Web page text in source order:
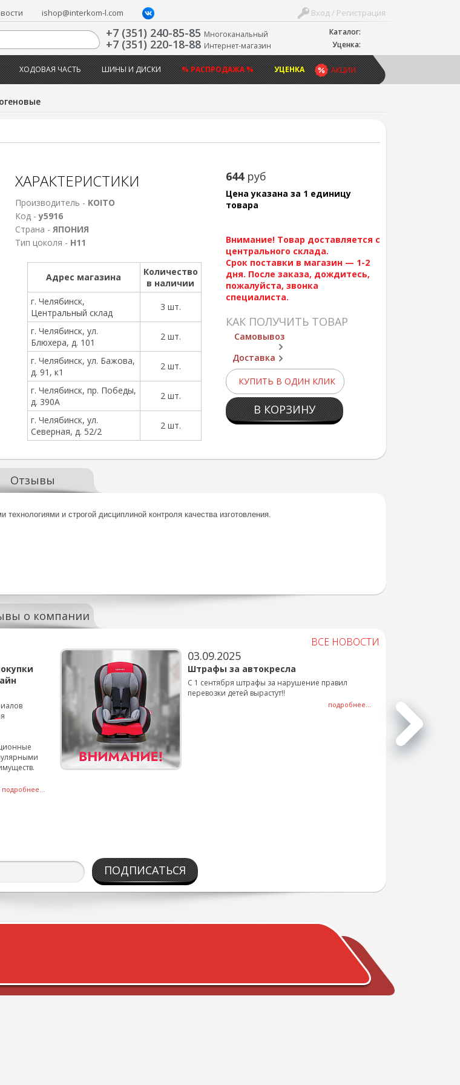
Каталог:
Уценка:
Вход / Регистрация
ishop@interkom-l.com
+7 (351) 240-85-85 Многоканальный
+7 (351) 220-18-88 Интернет-магазин
АКЦИИ
ХОДОВАЯ ЧАСТЬ ШИНЫ И ДИСКИ % РАСПРОДАЖА % УЦЕНКА
644 руб
Цена указана за 1 единицу
товара
Внимание! Товар доставляется с
центрального склада.
Срок поставки в магазин — 1-2
дня. После заказа, дождитесь,
пожалуйста, звонка
специалиста.
КАК ПОЛУЧИТЬ ТОВАР
Самовывоз
Доставка
КУПИТЬ В ОДИН КЛИК
В КОРЗИНУ
ХАРАКТЕРИСТИКИ
Производитель - KOITO
Код -у5916
Страна - ЯПОНИЯ
Тип цоколя - Н11
Адрес магазина
Количество
в наличии
г. Челябинск,
Центральный склад
3 шт.
г. Челябинск, ул.
Блюхера, д. 101
2 шт.
г. Челябинск, ул. Бажова,
д. 91, к1
2 шт.
г. Челябинск, пр. Победы,
д. 390А
2 шт.
г. Челябинск, ул.
Северная, д. 52/2
2 шт.
Отзывы
и строгой дисциплиной контроля качества изготовления.
о компании
ВСЕ НОВОСТИ
подробнее...
03.09.2025
Штрафы за автокресла
С 1 сентября штрафы за нарушение правил
перевозки детей вырастут!!
подробнее...
ПОДПИСАТЬСЯ